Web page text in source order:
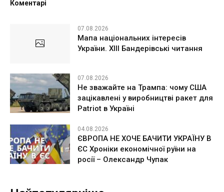
Коментарі
07.08.2026
Мапа національних інтересів
України. ХІІІ Бандерівські читання
07.08.2026
Не зважайте на Трампа: чому США
зацікавлені у виробництві ракет для
Patriot в Україні
04.08.2026
ЄВРОПА НЕ ХОЧЕ БАЧИТИ УКРАЇНУ В
ЄС Хроніки економічної руїни на
росії – Олександр Чупак